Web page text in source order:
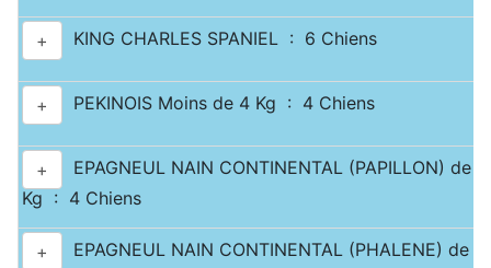
+ KING CHARLES SPANIEL : 6 Chiens
+ PEKINOIS Moins de 4 Kg : 4 Chiens
+
EPAGNEUL NAIN CONTINENTAL (PAPILLON) de
Kg : 4 Chiens
+
EPAGNEUL NAIN CONTINENTAL (PHALENE) de